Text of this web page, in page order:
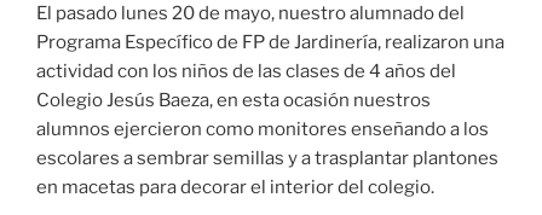
El pasado lunes 20 de mayo, nuestro alumnado del
Programa Específico de FP de Jardinería, realizaron una
actividad con los niños de las clases de 4 años del
Colegio Jesús Baeza, en esta ocasión nuestros
alumnos ejercieron como monitores enseñando a los
escolares a sembrar semillas y a trasplantar plantones
en macetas para decorar el interior del colegio.